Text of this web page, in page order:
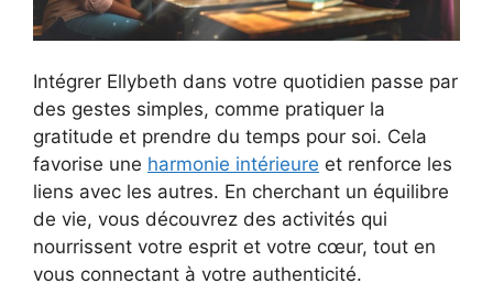
Intégrer Ellybeth dans votre quotidien passe par
des gestes simples, comme pratiquer la
gratitude et prendre du temps pour soi. Cela
favorise une harmonie intérieure et renforce les
liens avec les autres. En cherchant un équilibre
de vie, vous découvrez des activités qui
nourrissent votre esprit et votre cœur, tout en
vous connectant à votre authenticité.